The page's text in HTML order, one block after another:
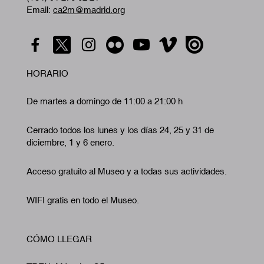
Email: ca2m@madrid.org
HORARIO
De martes a domingo de 11:00 a 21:00 h
Cerrado todos los lunes y los días 24, 25 y 31 de
diciembre, 1 y 6 enero.
Acceso gratuito al Museo y a todas sus actividades.
WIFI gratis en todo el Museo.
CÓMO LLEGAR